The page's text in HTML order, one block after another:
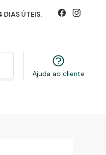
DIAS ÚTEIS.
Ajuda ao cliente